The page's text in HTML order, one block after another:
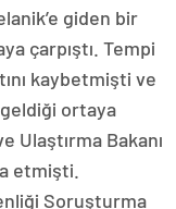
giden bir
çarpıştı. Tempi
kaybetmişti ve
ortaya
Ulaştırma Bakanı
etmişti.
Soruşturma